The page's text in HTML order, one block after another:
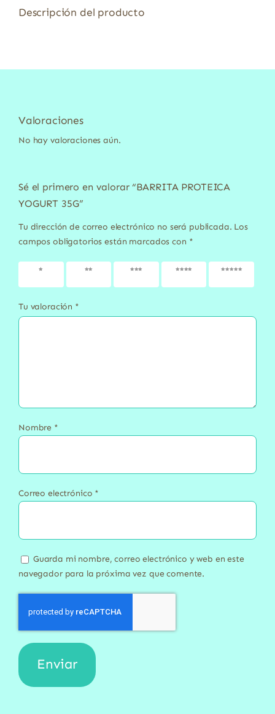
Descripción del producto
Valoraciones
No hay valoraciones aún.
Sé el primero en valorar “BARRITA PROTEICA
YOGURT 35G”
Tu dirección de correo electrónico no será publicada. Los
campos obligatorios están marcados con *
1 de 5
2 de 5
3 de 5
4 de 5
5 de 5
Tu valoración *
Nombre *
Correo electrónico *
Guarda mi nombre, correo electrónico y web en este
navegador para la próxima vez que comente.